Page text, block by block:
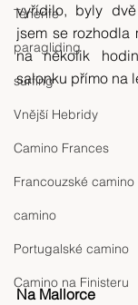
Tenerife
paragliding
surfing
Vnější Hebridy
Camino Frances
Francouzské camino
camino
Portugalské camino
Camino na Finisteru
vyřídilo, byly
jsem se rozhodla
na několik
salonku přímo na
Na Mallorce